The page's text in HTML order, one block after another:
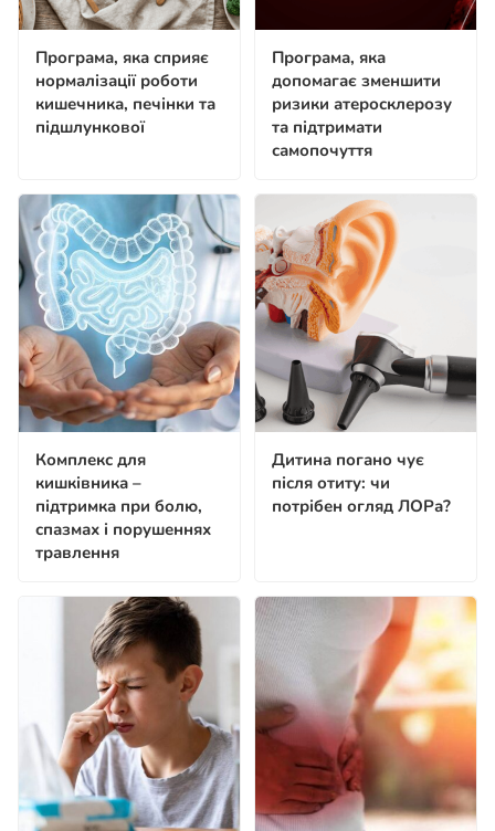
Програма, яка сприяє
нормалізації роботи
кишечника, печінки та
підшлункової
Програма, яка
допомагає зменшити
ризики атеросклерозу
та підтримати
самопочуття
Комплекс для
кишківника –
підтримка при болю,
спазмах і порушеннях
травлення
Дитина погано чує
після отиту: чи
потрібен огляд ЛОРа?